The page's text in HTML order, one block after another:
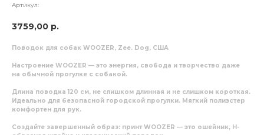
Артикул:
3759,00 р.
Поводок для собак WOOZER, Zee. Dog, США
Настроение WOOZER — это энергия, свобода и творчество даже
на обычной прогулке с собакой.
Длина поводка 120 см, не слишком длинная и не слишком короткая.
Идеально для безопасной городской прогулки. Мягкий полиэстер
комфортен для рук.
Создайте завершенный образ: принт WOOZER — это ошейник, Н-